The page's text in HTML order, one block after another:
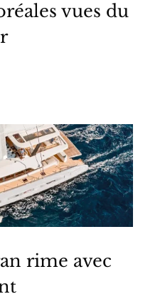
vues du
rime avec